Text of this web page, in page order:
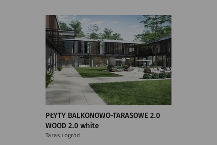
PŁYTY BALKONOWO-TARASOWE 2.0
WOOD 2.0 white
Taras i ogród